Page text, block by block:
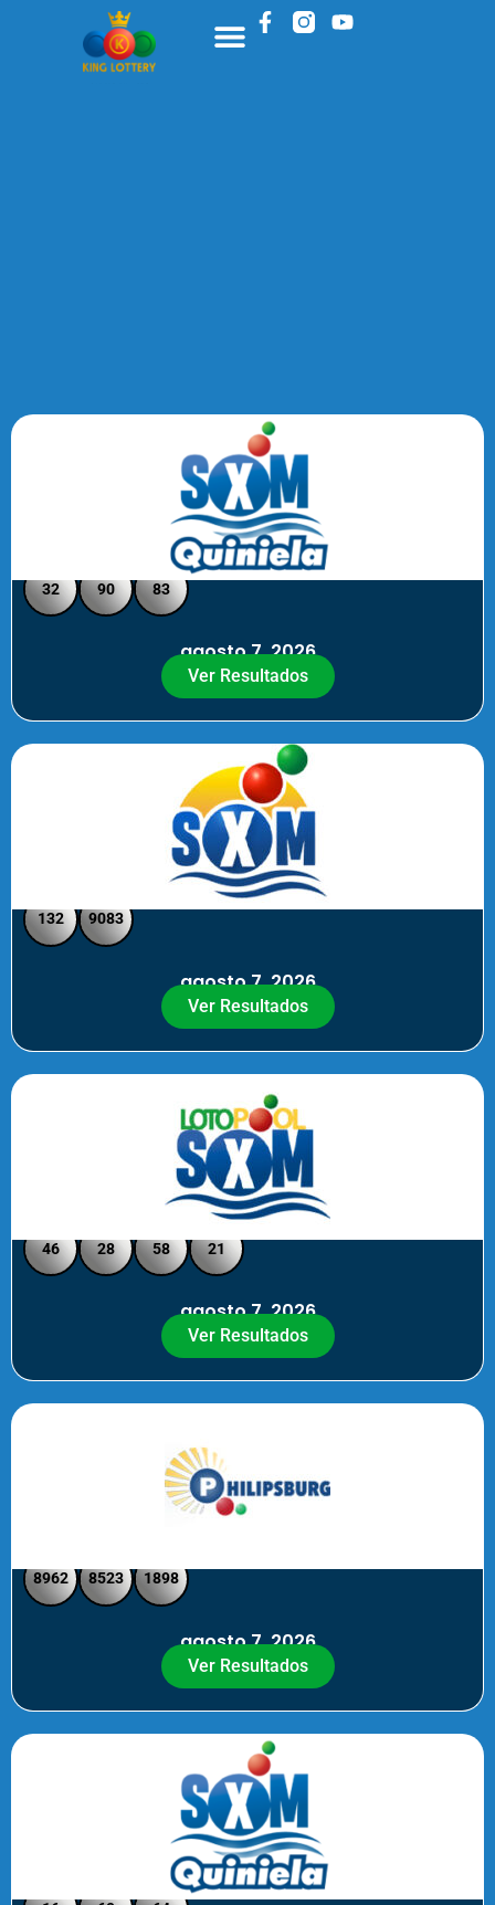
Quiniela SXM - Medio Día
32 90 83
agosto 7, 2026
Ver Resultados
SXM Medio día - Pick 3 Pick 4
132 9083
agosto 7, 2026
Ver Resultados
Loto Pool SXM - Medio Día
46 28 58 21
agosto 7, 2026
Ver Resultados
8962 8523 1898
agosto 7, 2026
Ver Resultados
Quiniela SXM - Noche